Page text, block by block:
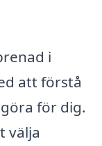
i
att förstå
för dig.
välja